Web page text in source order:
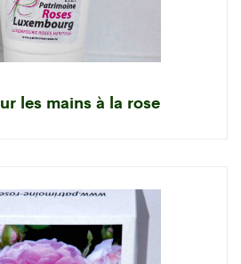
les mains à la rose